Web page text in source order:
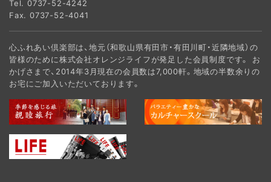
Tel. 0737-52-4242
Fax. 0737-52-4041
心ふれあい倶楽部は、地元（和歌山県有田市・有田川町・近隣地域）の
皆様のために株式会社オレンジライフが発足した会員制度です。 お
かげさまで、2014年3月現在の会員数は7,000軒。地域の半数余りの
お宅にご加入いただいております。